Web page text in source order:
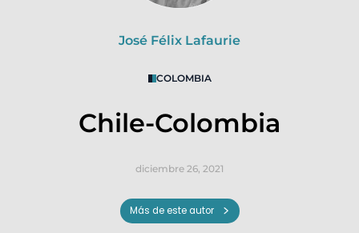
José Félix Lafaurie
COLOMBIA
Chile-Colombia
diciembre 26, 2021
Más de este autor